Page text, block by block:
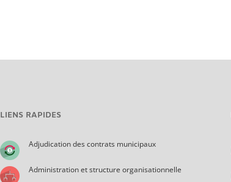
LIENS RAPIDES
Adjudication des contrats municipaux
Administration et structure organisationnelle